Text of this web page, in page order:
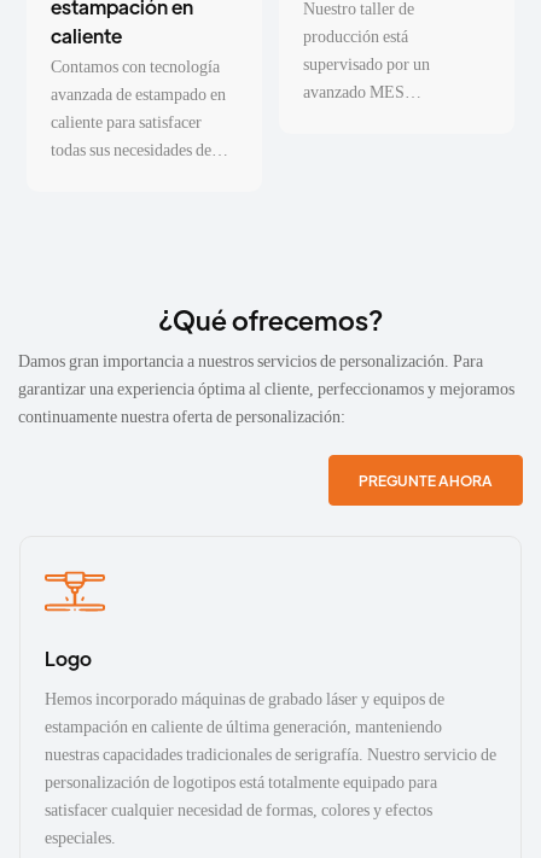
estampación en
caliente
Contamos con tecnología
avanzada de estampado en
caliente para satisfacer
todas sus necesidades de
Nuestro taller de
producción está
supervisado por un
avanzado MES
¿Qué ofrecemos?
Damos gran importancia a nuestros servicios de personalización. Para
garantizar una experiencia óptima al cliente, perfeccionamos y mejoramos
continuamente nuestra oferta de personalización:
PREGUNTE AHORA
Logo
Hemos incorporado máquinas de grabado láser y equipos de
estampación en caliente de última generación, manteniendo
nuestras capacidades tradicionales de serigrafía. Nuestro servicio de
personalización de logotipos está totalmente equipado para
satisfacer cualquier necesidad de formas, colores y efectos
especiales.